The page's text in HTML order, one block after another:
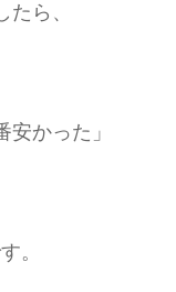
ら、
安かった」
。